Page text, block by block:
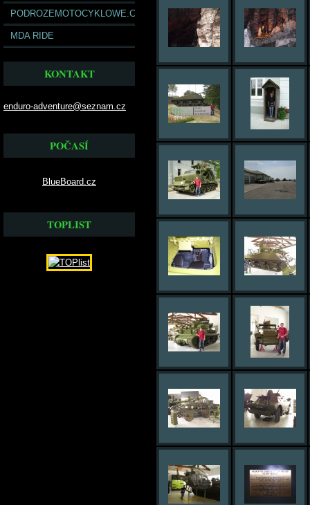
PODROZEMOTOCYKLOWE.COM
MDA RIDE
KONTAKT
enduro-adventure@seznam.cz
POČASÍ
BlueBoard.cz
TOPLIST